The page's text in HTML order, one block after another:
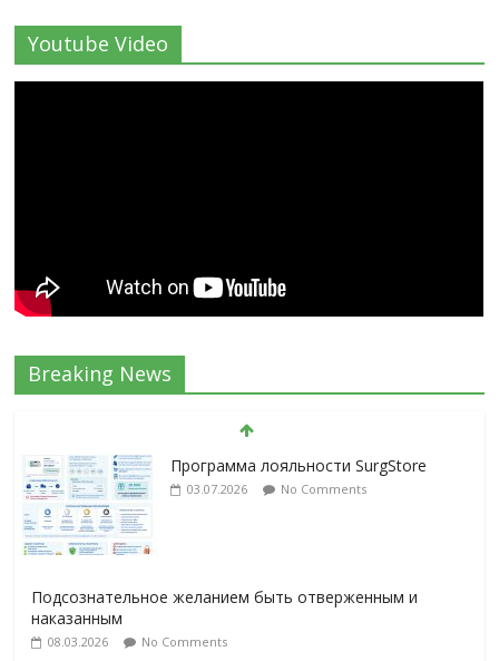
Youtube Video
Breaking News
Программа лояльности SurgStore
03.07.2026 No Comments
Подсознательное желанием быть отверженным и
наказанным
08.03.2026 No Comments